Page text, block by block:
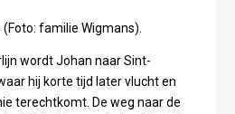
familie Wigmans).
wordt Johan naar Sint-
hij korte tijd later vlucht en
terechtkomt. De weg naar de